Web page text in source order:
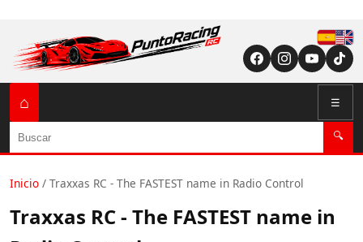
English (US /
⌂ ☰
Buscar 🔍
Inicio / Traxxas RC - The FASTEST name in Radio Control
Traxxas RC - The FASTEST name in